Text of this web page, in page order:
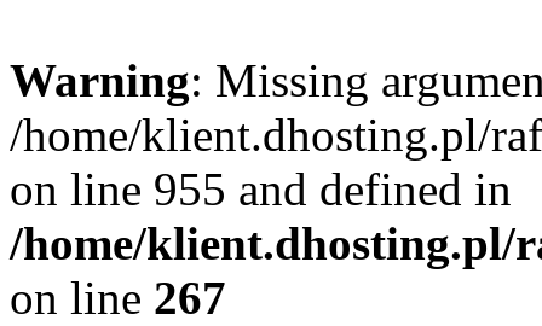
Warning: Missing
/home/klient.dhosting.pl/
on line 955 and defined in
/home/klient.dhosting.pl/
on line 267